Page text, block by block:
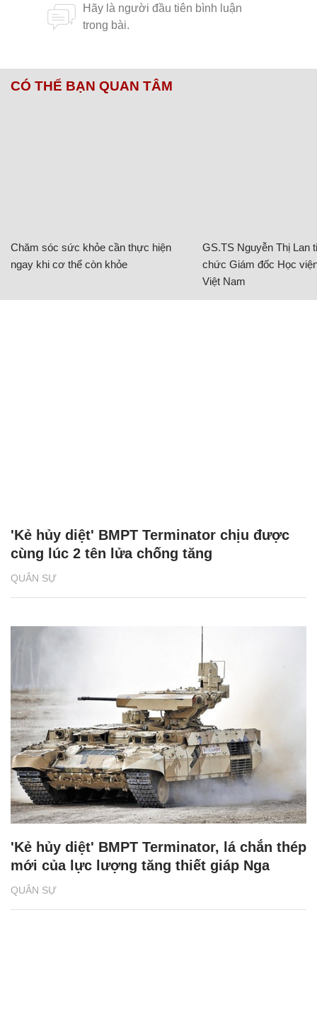
CÓ THỂ BẠN QUAN TÂM
Chăm sóc sức khỏe cần thực hiện
ngay khi cơ thể còn khỏe
GS.TS Nguyễn Thị Lan
chức Giám đốc Học
Việt Nam
QUÂN SỰ
'Kẻ hủy diệt' BMPT Terminator chịu được
cùng lúc 2 tên lửa chống tăng
QUÂN SỰ
'Kẻ hủy diệt' BMPT Terminator, lá chắn thép
mới của lực lượng tăng thiết giáp Nga